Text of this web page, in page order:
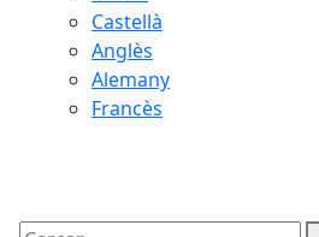
Castellà
Anglès
Alemany
Francès